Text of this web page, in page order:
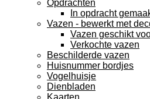
Opdrachten
In opdracht
Vazen - bewerkt met
Vazen geschikt
Verkochte vazen
Beschilderde vazen
Huisnummer bordjes
Vogelhuisje
Dienbladen
Kaarten